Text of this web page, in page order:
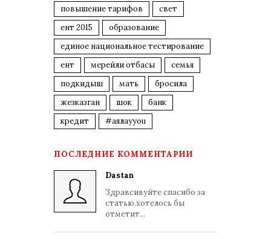
повышение тарифов
свет
ент 2015
образование
единое национальное тестирование
ент
мерейли отбасы
семья
подкидыш
мать
бросила
жезказган
шок
банк
кредит
#аялауyou
ПОСЛЕДНИЕ КОММЕНТАРИИ
Dastan
Здравсивуйте спасибо за
статью.хотелось бы
отметит...